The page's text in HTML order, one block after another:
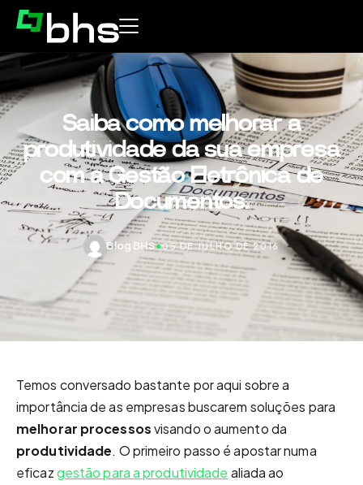
Saiba como melhorar a
produtividade da sua empresa
com a Gestão Eletrônica de
Documentos.
Blog BHS•05 DE JULHO DE 2016
Temos conversado bastante por aqui sobre a
importância de as empresas buscarem soluções para
melhorar processosvisando o aumento da
produtividade. O primeiro passo é apostar numa
eficazgestão para a produtividade aliada ao